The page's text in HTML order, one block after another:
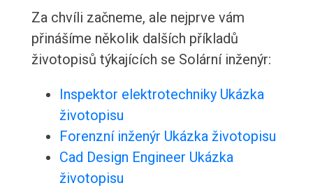
Za chvíli začneme, ale nejprve vám
přinášíme několik dalších příkladů
životopisů týkajících se Solární inženýr:
Inspektor elektrotechniky Ukázka
životopisu
Forenzní inženýr Ukázka životopisu
Cad Design Engineer Ukázka
životopisu